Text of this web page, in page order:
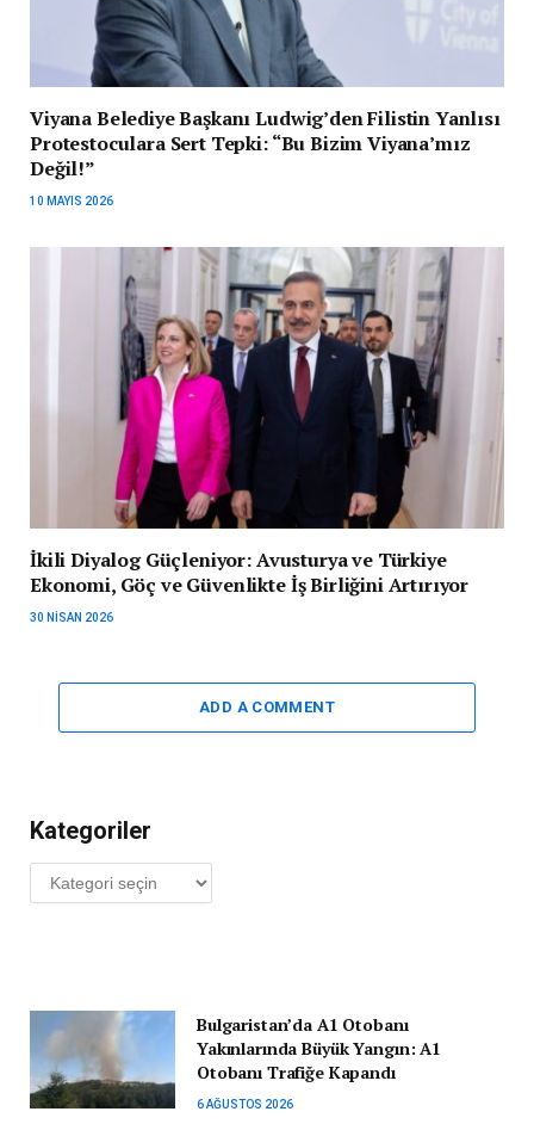
Viyana Belediye Başkanı Ludwig’den Filistin Yanlısı
Protestoculara Sert Tepki: “Bu Bizim Viyana’mız
Değil!”
10 MAYIS 2026
İkili Diyalog Güçleniyor: Avusturya ve Türkiye
Ekonomi, Göç ve Güvenlikte İş Birliğini Artırıyor
30 NISAN 2026
ADD A COMMENT
Kategoriler
Kategoriler
Bulgaristan’da A1 Otobanı
Yakınlarında Büyük Yangın: A1
Otobanı Trafiğe Kapandı
6 AĞUSTOS 2026